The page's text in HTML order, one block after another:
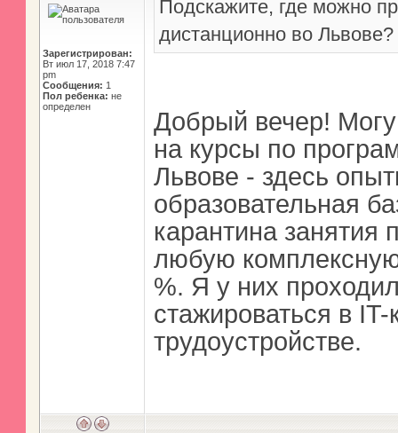
Зарегистрирован:
Вт июл 17, 2018 7:47
pm
Сообщения: 1
Пол ребенка: не
определен
Подскажите, где можно
дистанционно во Львове?
Добрый вечер!
на курсы по
Львове - здесь
образовательная
карантина занятия
любую
%. Я у них
стажироваться в
трудоустройстве.